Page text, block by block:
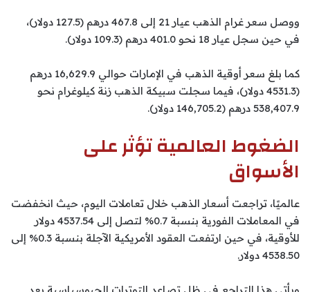
ووصل سعر غرام الذهب عيار 21 إلى 467.8 درهم (127.5 دولار)،
في حين سجل عيار 18 نحو 401.0 درهم (109.3 دولار).
كما بلغ سعر أوقية الذهب في الإمارات حوالي 16,629.9 درهم
(4531.3 دولار)، فيما سجلت سبيكة الذهب زنة كيلوغرام نحو
538,407.9 درهم (146,705.2 دولار).
الضغوط العالمية تؤثر على
الأسواق
عالميًا، تراجعت أسعار الذهب خلال تعاملات اليوم، حيث انخفضت
في المعاملات الفورية بنسبة 0.7% لتصل إلى 4537.54 دولار
للأوقية، في حين ارتفعت العقود الأمريكية الآجلة بنسبة 0.3% إلى
4538.50 دولار.